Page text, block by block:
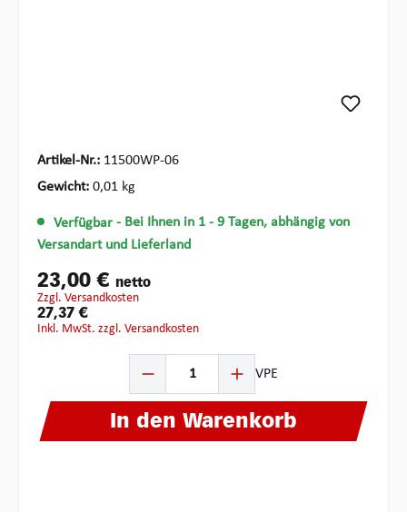
Artikel-Nr.: 11500WP-06
Gewicht: 0,01 kg
Verfügbar - Bei Ihnen in 1 - 9 Tagen, abhängig von
Versandart und Lieferland
23,00 € netto
zzgl. Versandkosten
27,37 €
inkl. MwSt. zzgl. Versandkosten
VPE
In den Warenkorb